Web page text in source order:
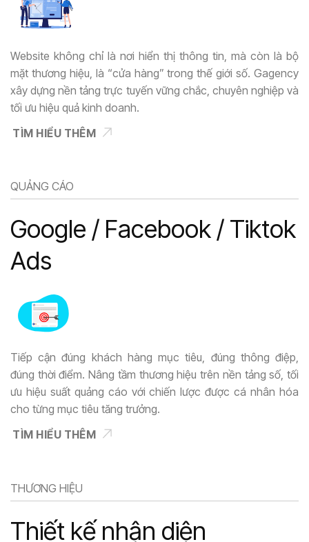
Website không chỉ là nơi hiển thị thông tin, mà còn là bộ
mặt thương hiệu, là “cửa hàng” trong thế giới số. Gagency
xây dựng nền tảng trực tuyến vững chắc, chuyên nghiệp và
tối ưu hiệu quả kinh doanh.
TÌM HIỂU THÊM
QUẢNG CÁO
Google / Facebook / Tiktok
Ads
Tiếp cận đúng khách hàng mục tiêu, đúng thông điệp,
đúng thời điểm. Nâng tầm thương hiệu trên nền tảng số, tối
ưu hiệu suất quảng cáo với chiến lược được cá nhân hóa
cho từng mục tiêu tăng trưởng.
TÌM HIỂU THÊM
THƯƠNG HIỆU
Thiết kế nhận diện